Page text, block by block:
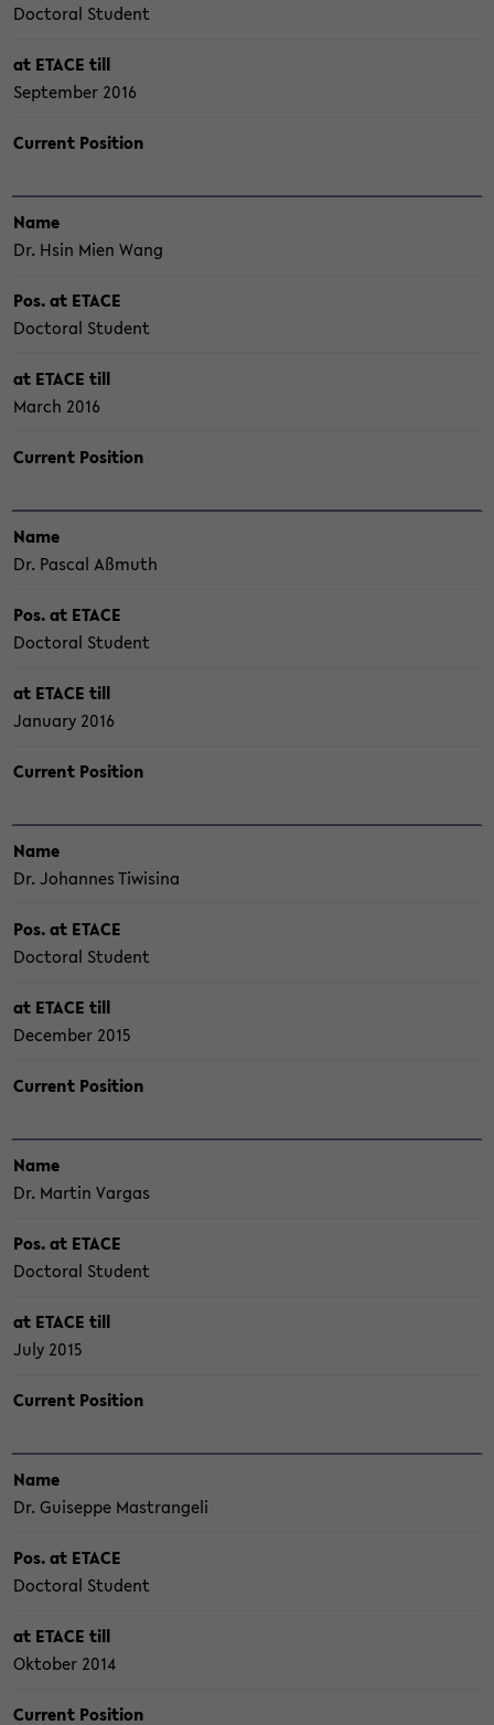
Doc­to­ral Stu­dent
at ETACE till
Sep­tem­ber 2016
Cur­rent Po­si­ti­on
Name
Dr. Hsin Mien Wang
Pos. at ETACE
Doc­to­ral Stu­dent
at ETACE till
March 2016
Cur­rent Po­si­ti­on
Name
Dr. Pas­cal Aß­muth
Pos. at ETACE
Doc­to­ral Stu­dent
at ETACE till
Ja­nuary 2016
Cur­rent Po­si­ti­on
Name
Dr. Jo­han­nes Ti­wi­si­na
Pos. at ETACE
Doc­to­ral Stu­dent
at ETACE till
De­cem­ber 2015
Cur­rent Po­si­ti­on
Name
Dr. Mar­tin Var­gas
Pos. at ETACE
Doc­to­ral Stu­dent
at ETACE till
July 2015
Cur­rent Po­si­ti­on
Name
Dr. Gui­sep­pe Mastran­ge­li
Pos. at ETACE
Doc­to­ral Stu­dent
at ETACE till
Ok­to­ber 2014
Cur­rent Po­si­ti­on